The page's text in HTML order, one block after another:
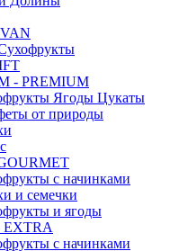
PREMIUM
Ягоды Цукаты
от природы
с начинками
и семечки
и ягоды
с начинками